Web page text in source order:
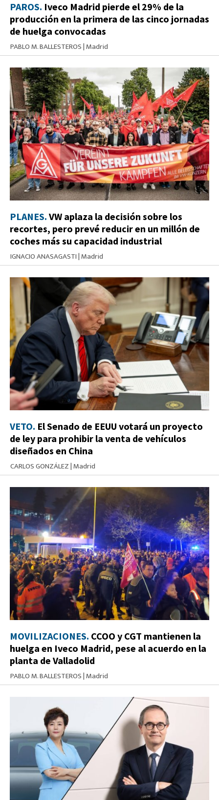
PAROS. Iveco Madrid pierde el 29% de la
producción en la primera de las cinco jornadas
de huelga convocadas
PABLO M. BALLESTEROS|Madrid
PLANES. VW aplaza la decisión sobre los
recortes, pero prevé reducir en un millón de
coches más su capacidad industrial
IGNACIO ANASAGASTI|Madrid
VETO. El Senado de EEUU votará un proyecto
de ley para prohibir la venta de vehículos
diseñados en China
CARLOS GONZÁLEZ|Madrid
MOVILIZACIONES. CCOO y CGT mantienen la
huelga en Iveco Madrid, pese al acuerdo en la
planta de Valladolid
PABLO M. BALLESTEROS|Madrid